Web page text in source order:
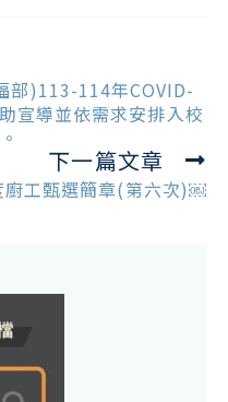
部)113-114年COVID-
宣導並依需求安排入校
下一篇文章
廚工甄選簡章(第六次)￼